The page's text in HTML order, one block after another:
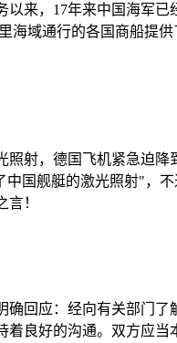
来，17年来中国海军
域通行的各国商船提
射，德国飞机紧急迫
国舰艇的激光照射"，
！
回应：经向有关部门
良好的沟通。双方应当